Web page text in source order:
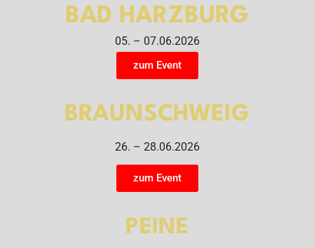
BAD HARZBURG
05. – 07.06.2026
zum Event
BRAUNSCHWEIG
26. – 28.06.2026
zum Event
PEINE